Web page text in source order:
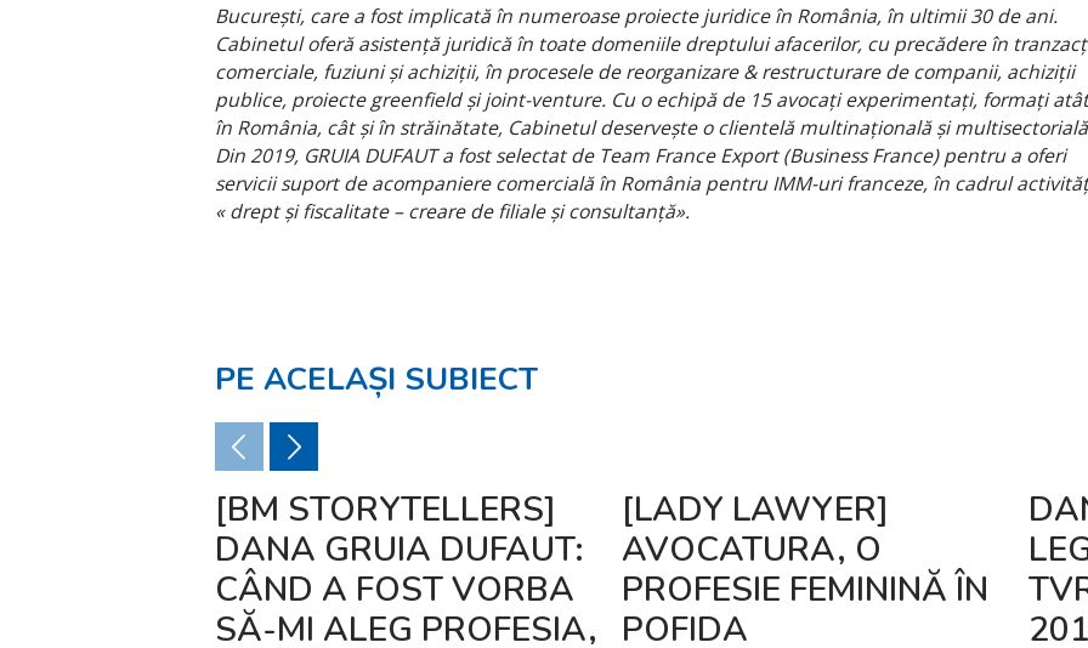
București, care a fost implicată în numeroase proiecte juridice în România, în ultimii 30 de ani.
Cabinetul oferă asistență juridică în toate domeniile dreptului afacerilor, cu precădere în
comerciale, fuziuni și achiziții, în procesele de reorganizare & restructurare de companii, achiziții
publice, proiecte greenfield și joint-venture. Cu o echipă de 15 avocați experimentați, formați atât
în România, cât și în străinătate, Cabinetul deservește o clientelă multinațională și
Din 2019, GRUIA DUFAUT a fost selectat de Team France Export (Business France) pentru a oferi
servicii suport de acompaniere comercială în România pentru IMM-uri franceze, în cadrul
« drept și fiscalitate – creare de filiale și consultanță».
PE ACELAȘI SUBIECT
[BM STORYTELLERS]
DANA GRUIA DUFAUT:
CÂND A FOST VORBA
SĂ-MI ALEG PROFESIA,
[LADY LAWYER]
AVOCATURA, O
PROFESIE FEMININĂ ÎN
POFIDA